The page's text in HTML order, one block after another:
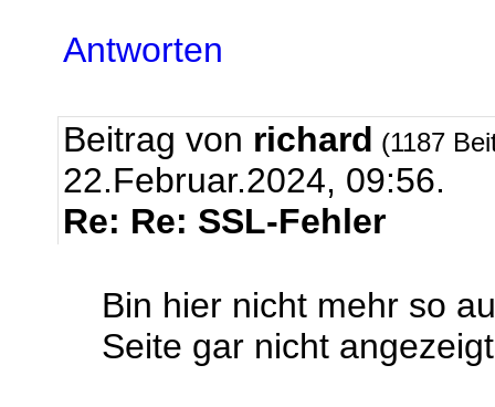
Antworten
Beitrag von richard (1187
22.Februar.2024, 09:56.
Re: Re: SSL-Fehler
Bin hier nicht mehr so
Seite gar nicht